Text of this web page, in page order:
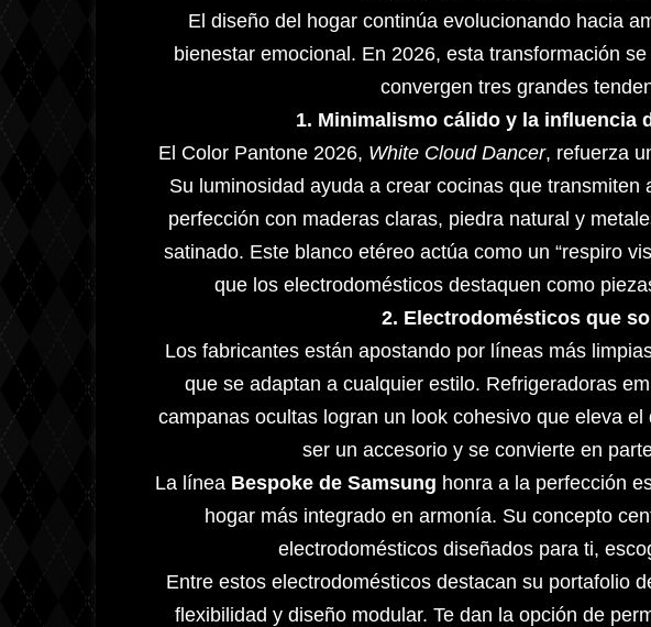
El diseño del hogar continúa evolucionando hacia
bienestar emocional. En 2026, esta transformación
convergen tres grandes
1. Minimalismo cálido y la influencia
El Color Pantone 2026, White Cloud Dancer, refuerza
Su luminosidad ayuda a crear cocinas que
perfección con maderas claras, piedra natural y
satinado. Este blanco etéreo actúa como un “respiro
que los electrodomésticos destaquen como
2. Electrodomésticos que
Los fabricantes están apostando por líneas más
que se adaptan a cualquier estilo. Refrigeradoras
campanas ocultas logran un look cohesivo que eleva
ser un accesorio y se convierte en
La líneaBespoke de Samsung honra a la perfección
hogar más integrado en armonía. Su concepto
electrodomésticos diseñados para ti,
Entre estos electrodomésticos destacan su portafolio
flexibilidad y diseño modular. Te dan la opción de